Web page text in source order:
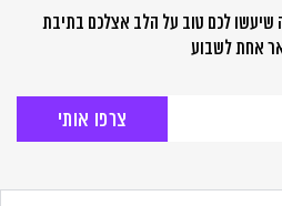
שיעשו לכם טוב על הלב אצלכם בתיבת
אחת לשבוע